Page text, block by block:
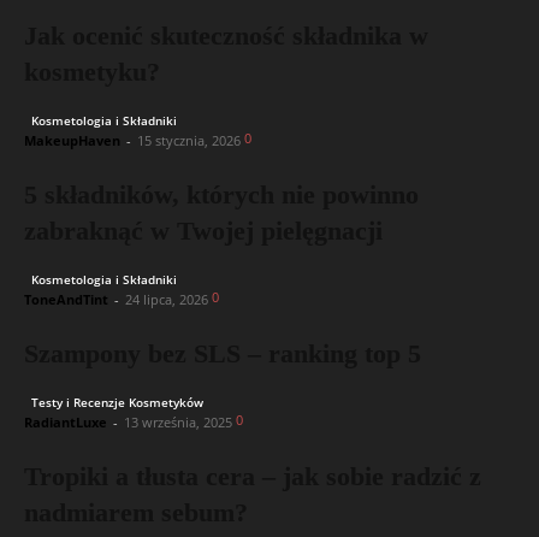
Kosmetologia i Składniki
MakeupHaven - 15 stycznia, 2026 0
Kosmetologia i Składniki
ToneAndTint - 24 lipca, 2026 0
Testy i Recenzje Kosmetyków
RadiantLuxe - 13 września, 2025 0